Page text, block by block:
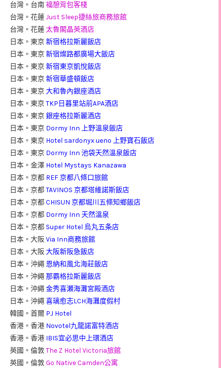
台灣。台南福憩背包客棧
台灣。花蓮Just Sleep捷絲旅商務旅館
台灣。花蓮太魯閣晶英酒店
日本。東京新宿格拉斯麗飯店
日本。東京新宿燦路都廣場大飯店
日本。東京新宿東京凱悅飯店
日本。東京新宿華盛頓飯店
日本。東京大和魯內銀座酒店
日本。東京TKP日暮里站前APA酒店
日本。東京銀座格拉斯麗酒店
日本。東京 Dormy Inn 上野溫泉飯店
日本。東京 Hotel sardonyx ueno 上野寶石飯店
日本。東京 Dormy Inn 池袋天然溫泉飯店
日本。金澤 Hotel Mystays Kanazawa
日本。京都 REF 京都八條口旅館
日本。京都TAVINOS 京都塔維諾斯飯店
日本。京都CHISUN 京都堀川五條知鄉飯店
日本。京都 Dormy Inn 天然溫泉
日本。京都 Super Hotel 烏丸五条店
日本。大阪Via Inn商務旅館
日本。大阪大阪新阪急飯店
日本。沖繩 恩納和風北海莊飯店
日本。沖繩那霸格拉斯麗飯店
日本。沖繩金秀喜瀬海灘宮殿酒店
日本。沖繩喜璃愈志LCH海灘度假村
韓國。首爾 PJ Hotel
香港。香港 Novotel九龍諾富特酒店
香港。香港 IBIS宜必思中上環酒店
英國。倫敦The Z Hotel Victoria旅館
英國。倫敦Go Native Camden公寓